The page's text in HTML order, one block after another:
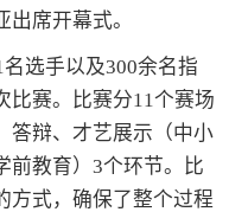
席开幕式。
选手以及300余名指
比赛。比赛分11个赛场
答辩、才艺展示（中小
前教育）3个环节。比
方式，确保了整个过程